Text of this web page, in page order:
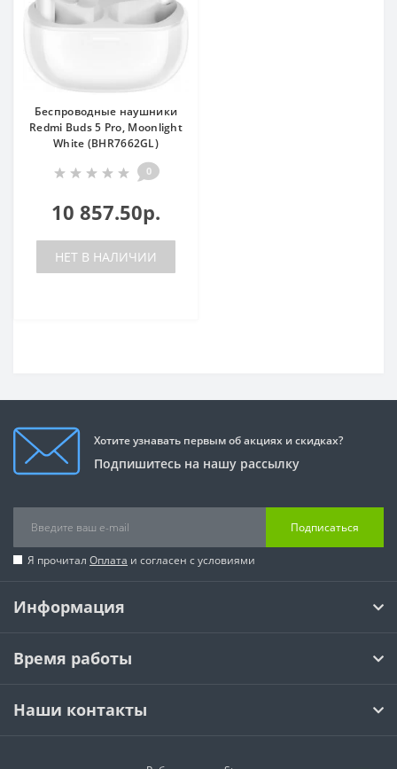
Беспроводные наушники
Redmi Buds 5 Pro, Moonlight
White (BHR7662GL)
0
10 857.50р.
НЕТ В НАЛИЧИИ
Хотите узнавать первым об акциях и скидках?
Подпишитесь на нашу рассылку
Подписаться
Я прочитал Оплата и согласен с условиями
Информация
Время работы
Наши контакты